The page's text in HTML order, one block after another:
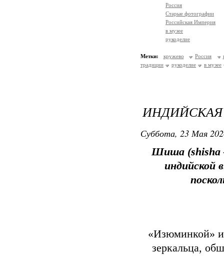
Россия
Старые фотографии
Российская Империя
в музее
рукоделие
Метки: кружево Россия
традиции
рукоделие в музее
Суббота, 23 Мая
Шиша (shisha
индийской
«Изюминкой»
зеркальца,